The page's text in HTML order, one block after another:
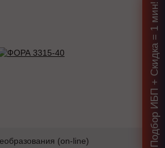
(on-line)
Подбор ИБП + Скидка = 1 мин!